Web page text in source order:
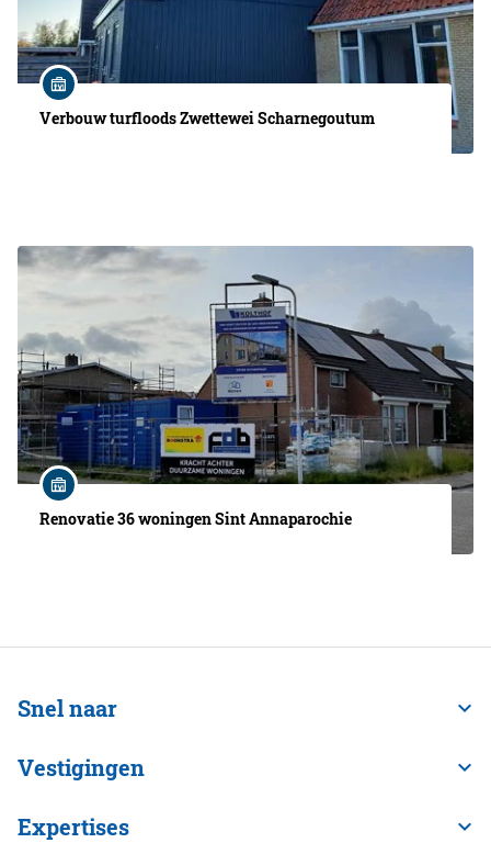
Verbouw turfloods Zwettewei Scharnegoutum
Renovatie 36 woningen Sint Annaparochie
Snel naar
Vestigingen
Expertises